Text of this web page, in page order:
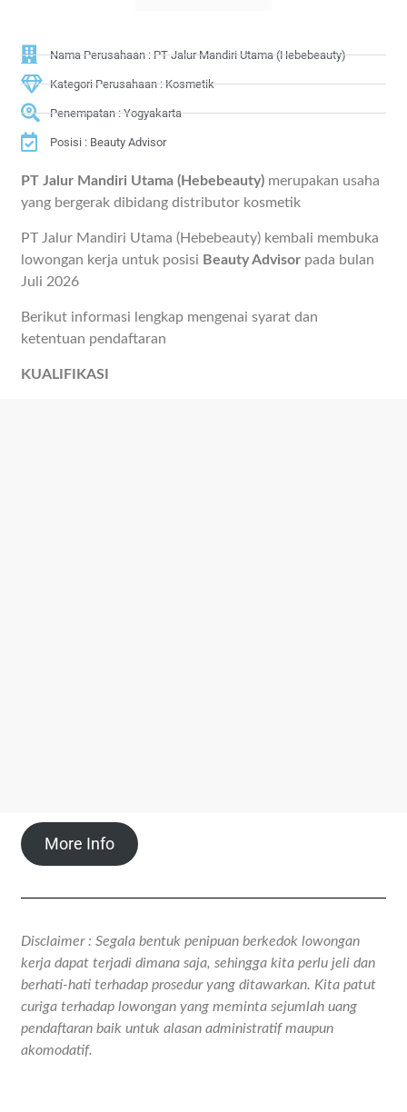
Nama Perusahaan : PT Jalur Mandiri Utama (Hebebeauty)
Kategori Perusahaan : Kosmetik
Penempatan : Yogyakarta
Posisi : Beauty Advisor
PT Jalur Mandiri Utama (Hebebeauty) merupakan usaha
yang bergerak dibidang distributor kosmetik
PT Jalur Mandiri Utama (Hebebeauty) kembali membuka
lowongan kerja untuk posisi Beauty Advisor pada bulan
Juli 2026
Berikut informasi lengkap mengenai syarat dan
ketentuan pendaftaran
KUALIFIKASI
More Info
Disclaimer : Segala bentuk penipuan berkedok lowongan
kerja dapat terjadi dimana saja, sehingga kita perlu jeli dan
berhati-hati terhadap prosedur yang ditawarkan. Kita patut
curiga terhadap lowongan yang meminta sejumlah uang
pendaftaran baik untuk alasan administratif maupun
akomodatif.